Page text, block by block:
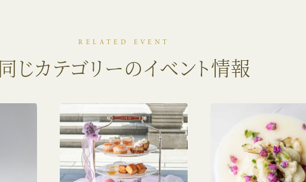
RELATED EVENT
同じカテゴリーのイベント情報